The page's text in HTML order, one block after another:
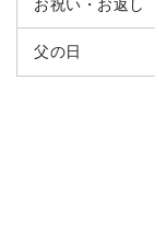
父の日